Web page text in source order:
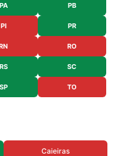
PA PB
PI PR
RO
RS SC
SP TO
Caieiras